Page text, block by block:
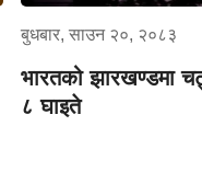
बुधबार, साउन २०, २०८३
भारतको झारखण्डमा
८ घाइते